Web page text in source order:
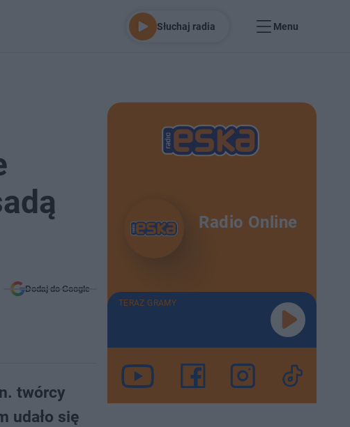
Słuchaj radia Menu
Dodaj do Google
twórcy
udało się
Radio Online
TERAZ GRAMY